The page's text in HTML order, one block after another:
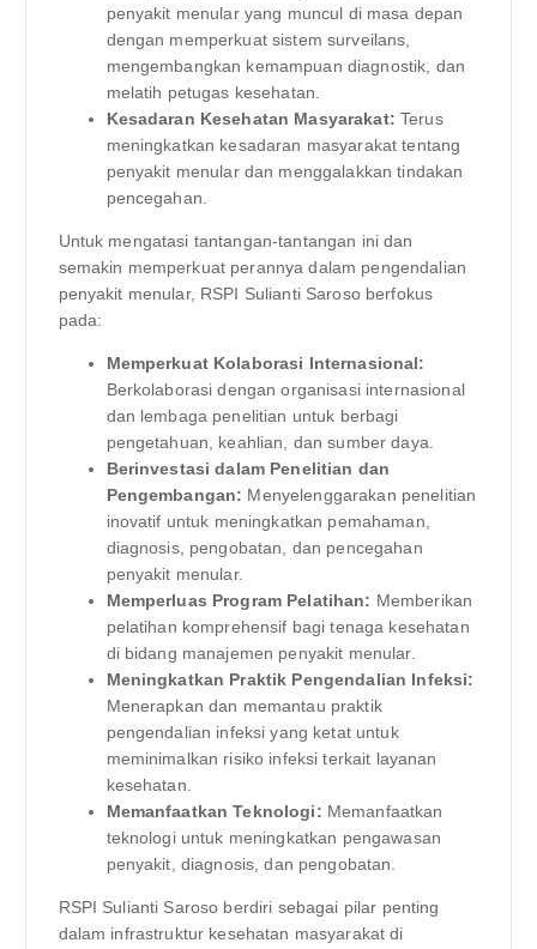
penyakit menular yang muncul di masa depan
dengan memperkuat sistem surveilans,
mengembangkan kemampuan diagnostik, dan
melatih petugas kesehatan.
Kesadaran Kesehatan Masyarakat: Terus
meningkatkan kesadaran masyarakat tentang
penyakit menular dan menggalakkan tindakan
pencegahan.
Untuk mengatasi tantangan-tantangan ini dan
semakin memperkuat perannya dalam pengendalian
penyakit menular, RSPI Sulianti Saroso berfokus
pada:
Memperkuat Kolaborasi Internasional:
Berkolaborasi dengan organisasi internasional
dan lembaga penelitian untuk berbagi
pengetahuan, keahlian, dan sumber daya.
Berinvestasi dalam Penelitian dan
Pengembangan: Menyelenggarakan penelitian
inovatif untuk meningkatkan pemahaman,
diagnosis, pengobatan, dan pencegahan
penyakit menular.
Memperluas Program Pelatihan: Memberikan
pelatihan komprehensif bagi tenaga kesehatan
di bidang manajemen penyakit menular.
Meningkatkan Praktik Pengendalian Infeksi:
Menerapkan dan memantau praktik
pengendalian infeksi yang ketat untuk
meminimalkan risiko infeksi terkait layanan
kesehatan.
Memanfaatkan Teknologi: Memanfaatkan
teknologi untuk meningkatkan pengawasan
penyakit, diagnosis, dan pengobatan.
RSPI Sulianti Saroso berdiri sebagai pilar penting
dalam infrastruktur kesehatan masyarakat di